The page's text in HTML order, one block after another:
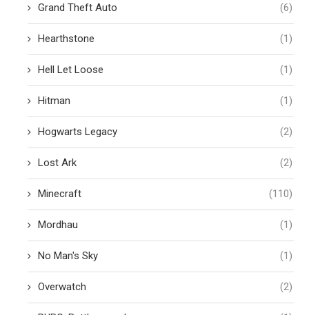
Grand Theft Auto (6)
Hearthstone (1)
Hell Let Loose (1)
Hitman (1)
Hogwarts Legacy (2)
Lost Ark (2)
Minecraft (110)
Mordhau (1)
No Man's Sky (1)
Overwatch (2)